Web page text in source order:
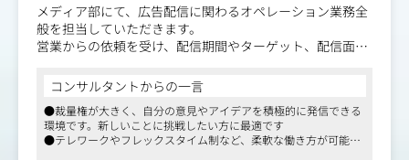
メディア部にて、広告配信に関わるオペレーション業務全
般を担当していただきます。
営業からの依頼を受け、配信期間やターゲット、配信面を
用業務などを行います。
案件ごとに担当を持ちますが、チームで対応するためサポ
ート体制が整っています。
【具体的な業務内容】
コンサルタントからの一言
●裁量権が大きく、自分の意見やアイデアを積極的に発信できる
環境です。新しいことに挑戦したい方に最適です
●テレワークやフレックスタイム制など、柔軟な働き方が可能